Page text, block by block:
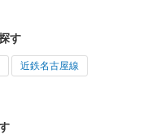
す
近鉄名古屋線